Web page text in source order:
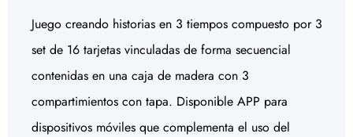
Juego creando historias en 3 tiempos compuesto por 3
set de 16 tarjetas vinculadas de forma secuencial
contenidas en una caja de madera con 3
compartimientos con tapa. Disponible APP para
dispositivos móviles que complementa el uso del